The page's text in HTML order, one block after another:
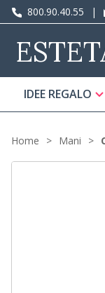
800.90.40.55 |
IDEE REGALO
Home Mani